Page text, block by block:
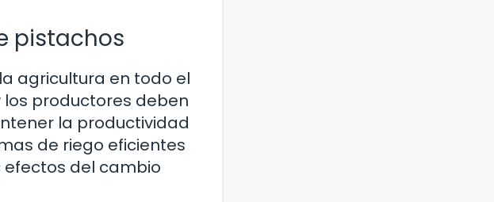
pistachos
agricultura en todo el
los productores deben
la productividad
de riego eficientes
efectos del cambio